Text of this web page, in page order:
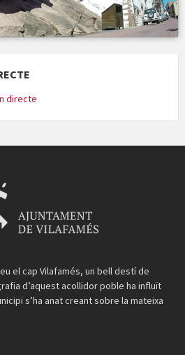
directe
el cap Vilafamés, un bell destí de
d’aquest acollidor poble ha influït
s’ha anat creant sobre la mateixa